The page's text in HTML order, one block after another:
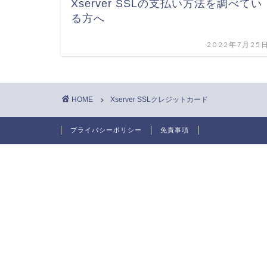
Xserver SSLの支払い方法を調べてい
る方へ
2022年7月25
HOME Xserver SSLクレジットカード
プライバシーポリシー 免責事項